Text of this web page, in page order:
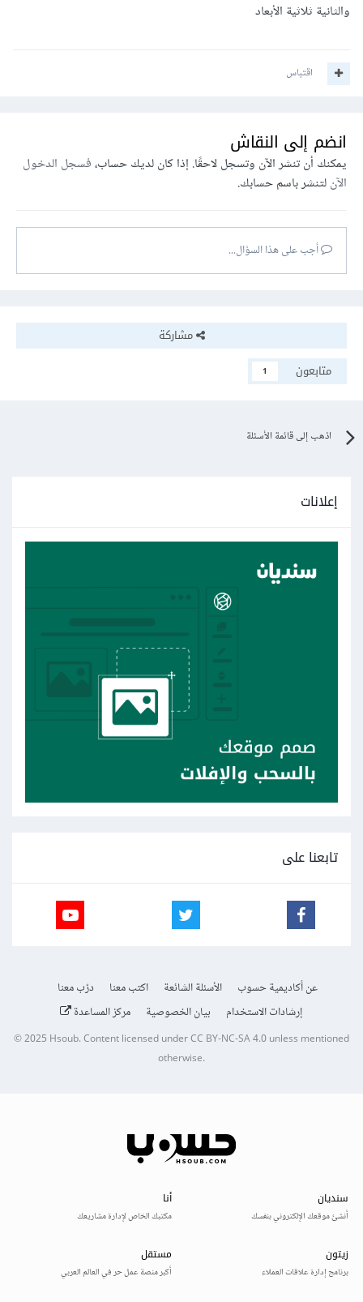
والثانية ثلاثية الأبعاد
اقتباس
انضم إلى النقاش
يمكنك أن تنشر الآن وتسجل لاحقًا. إذا كان لديك حساب،فسجل الدخول
الآنلتنشر باسم حسابك.
أجب على هذا السؤال...
مشاركة
متابعون
1
اذهب إلى قائمة الأسئلة
إعلانات
تابعنا على
عن أكاديمية حسوب الأسئلة الشائعة اكتب معنا
درّب معنا
إرشادات الاستخدام
بيان الخصوصية مركز المساعدة
© 2025Hsoub.Content licensed underCC BY-NC-SA 4.0unless mentioned
otherwise.